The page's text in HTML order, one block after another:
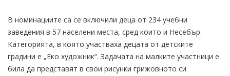
В номинациите са се включили деца от 234 учебни
заведения в 57 населени места, сред които и Несебър.
Категорията, в която участваха децата от детските
градини е „Еко художник“. Задачата на малките участници е
била да представят в свои рисунки грижовното си